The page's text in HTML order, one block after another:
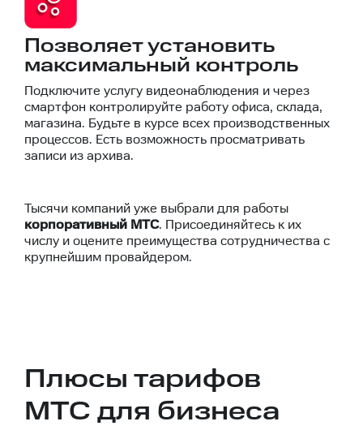
Позволяет установить
максимальный контроль
Подключите услугу видеонаблюдения и через
смартфон контролируйте работу офиса, склада,
магазина. Будьте в курсе всех производственных
процессов. Есть возможность просматривать
записи из архива.
Тысячи компаний уже выбрали для работы
корпоративный МТС. Присоединяйтесь к их
числу и оцените преимущества сотрудничества с
крупнейшим провайдером.
Плюсы тарифов
МТС для бизнеса